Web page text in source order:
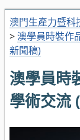
澳門生產力暨科
> 澳學員時裝作
新聞稿)
澳學員時
學術交流